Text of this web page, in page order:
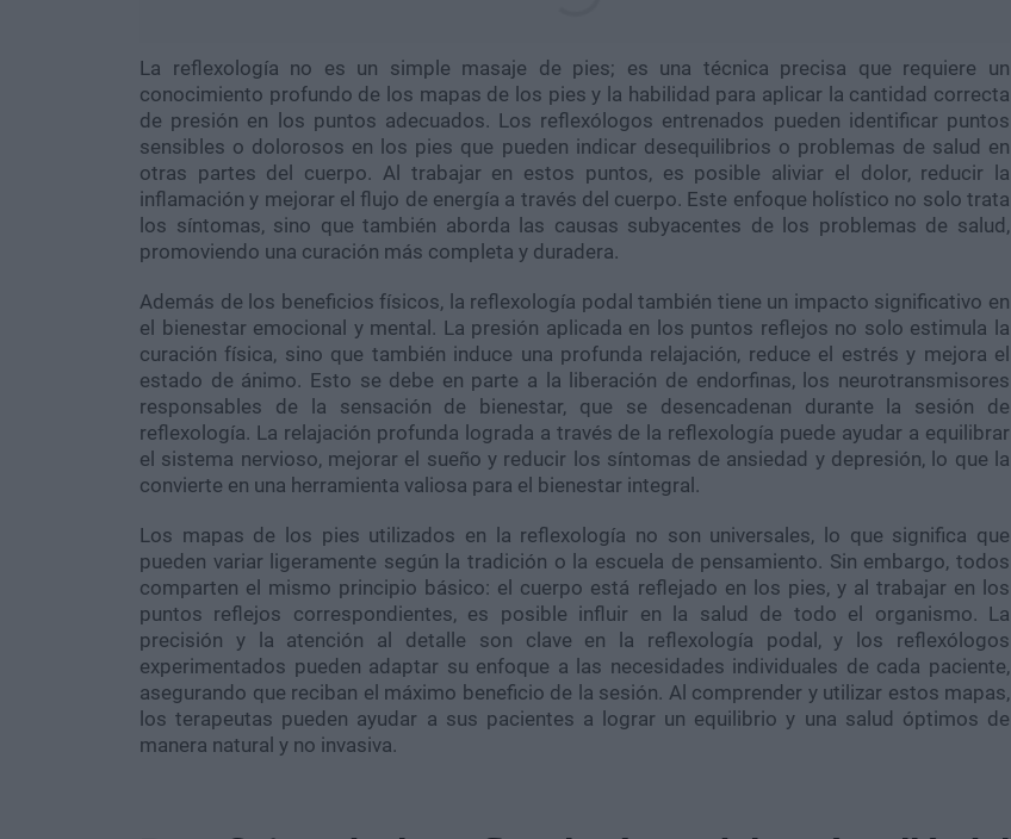
La reflexología no es un simple masaje de pies; es una técnica precisa que requiere un
conocimiento profundo de los mapas de los pies y la habilidad para aplicar la cantidad correcta
de presión en los puntos adecuados. Los reflexólogos entrenados pueden identificar puntos
sensibles o dolorosos en los pies que pueden indicar desequilibrios o problemas de salud en
otras partes del cuerpo. Al trabajar en estos puntos, es posible aliviar el dolor, reducir la
inflamación y mejorar el flujo de energía a través del cuerpo. Este enfoque holístico no solo trata
los síntomas, sino que también aborda las causas subyacentes de los problemas de salud,
promoviendo una curación más completa y duradera.
Además de los beneficios físicos, la reflexología podal también tiene un impacto significativo en
el bienestar emocional y mental. La presión aplicada en los puntos reflejos no solo estimula la
curación física, sino que también induce una profunda relajación, reduce el estrés y mejora el
estado de ánimo. Esto se debe en parte a la liberación de endorfinas, los neurotransmisores
responsables de la sensación de bienestar, que se desencadenan durante la sesión de
reflexología. La relajación profunda lograda a través de la reflexología puede ayudar a equilibrar
el sistema nervioso, mejorar el sueño y reducir los síntomas de ansiedad y depresión, lo que la
convierte en una herramienta valiosa para el bienestar integral.
Los mapas de los pies utilizados en la reflexología no son universales, lo que significa que
pueden variar ligeramente según la tradición o la escuela de pensamiento. Sin embargo, todos
comparten el mismo principio básico: el cuerpo está reflejado en los pies, y al trabajar en los
puntos reflejos correspondientes, es posible influir en la salud de todo el organismo. La
precisión y la atención al detalle son clave en la reflexología podal, y los reflexólogos
experimentados pueden adaptar su enfoque a las necesidades individuales de cada paciente,
asegurando que reciban el máximo beneficio de la sesión. Al comprender y utilizar estos mapas,
los terapeutas pueden ayudar a sus pacientes a lograr un equilibrio y una salud óptimos de
manera natural y no invasiva.